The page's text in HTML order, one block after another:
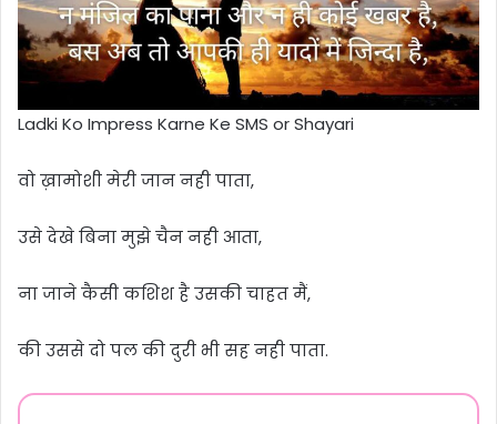
Ladki Ko Impress Karne Ke SMS or Shayari
वो ख़ामोशी मेरी जान नही पाता,
उसे देखे बिना मुझे चैन नही आता,
ना जाने कैसी कशिश है उसकी चाहत मैं,
की उससे दो पल की दुरी भी सह नही पाता.